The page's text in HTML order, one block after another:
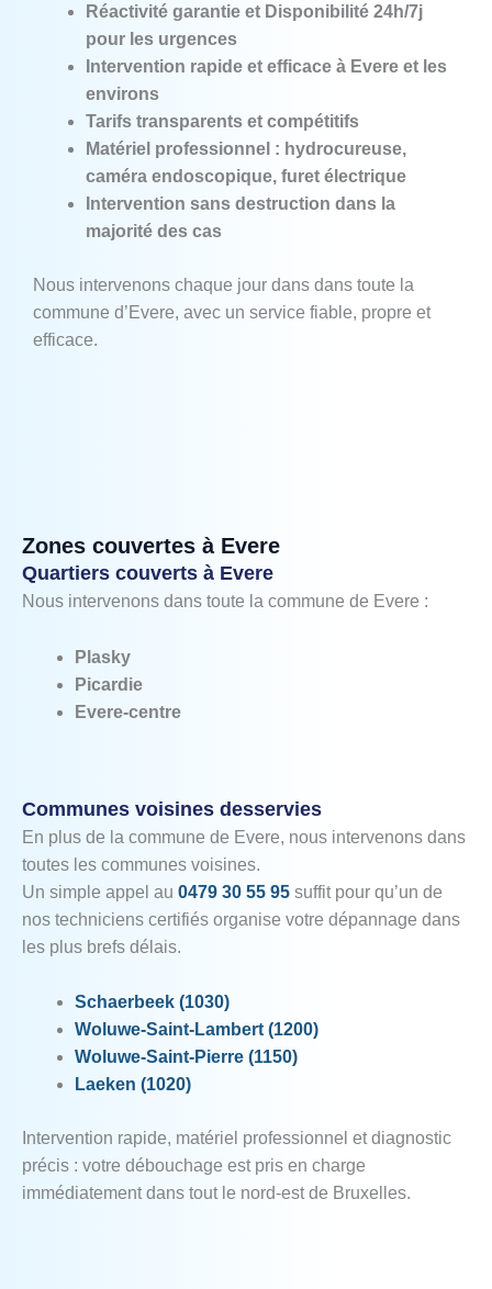
Réactivité garantie et Disponibilité 24h/7j
pour les urgences
Intervention rapide et efficace à Evere et les
environs
Tarifs transparents et compétitifs
Matériel professionnel : hydrocureuse,
caméra endoscopique, furet électrique
Intervention sans destruction dans la
majorité des cas
Nous intervenons chaque jour dans dans toute la
commune d’Evere, avec un service fiable, propre et
efficace.
Zones couvertes à Evere
Quartiers couverts à Evere
Nous intervenons dans toute la commune de Evere :
Plasky
Picardie
Evere‑centre
Communes voisines desservies
En plus de la commune de Evere, nous intervenons dans
toutes les communes voisines.
Un simple appel au 0479 30 55 95 suffit pour qu’un de
nos techniciens certifiés organise votre dépannage dans
les plus brefs délais.
Schaerbeek (1030)
Woluwe‑Saint‑Lambert (1200)
Woluwe‑Saint‑Pierre (1150)
Laeken (1020)
Intervention rapide, matériel professionnel et diagnostic
précis : votre débouchage est pris en charge
immédiatement dans tout le nord‑est de Bruxelles.